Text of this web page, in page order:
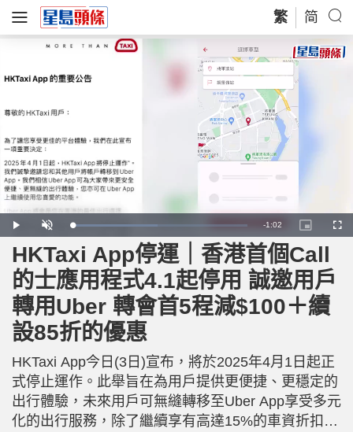
繁 简
P
l
y
U
n
u
L
o
d
e
:
4
8
.
9
5
%
R
e
m
i
n
-1:02
P
i
t
u
r
e
-
i
n
-
P
r
e
F
u
HKTaxi App停運｜香港首個Call
的士應用程式4.1起停用 誠邀用戶
轉用Uber 轉會首5程減$100＋續
設85折的優惠
HKTaxi App今日(3日)宣布，將於2025年4月1日起正
式停止運作。此舉旨在為用戶提供更便捷、更穩定的
出行體驗，未來用戶可無縫轉移至Uber App享受多元
化的出行服務，除了繼續享有高達15%的車資折扣